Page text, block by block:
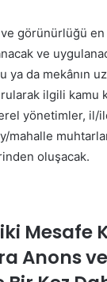
görünürlüğü
ve
da mekânın
ilgili kamu
yönetimler, il/
mahalle
oluşacak.
Mesafe
Anons ve